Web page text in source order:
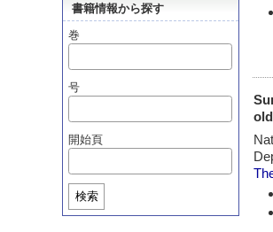
書籍情報から探す
巻
号
開始頁
検索